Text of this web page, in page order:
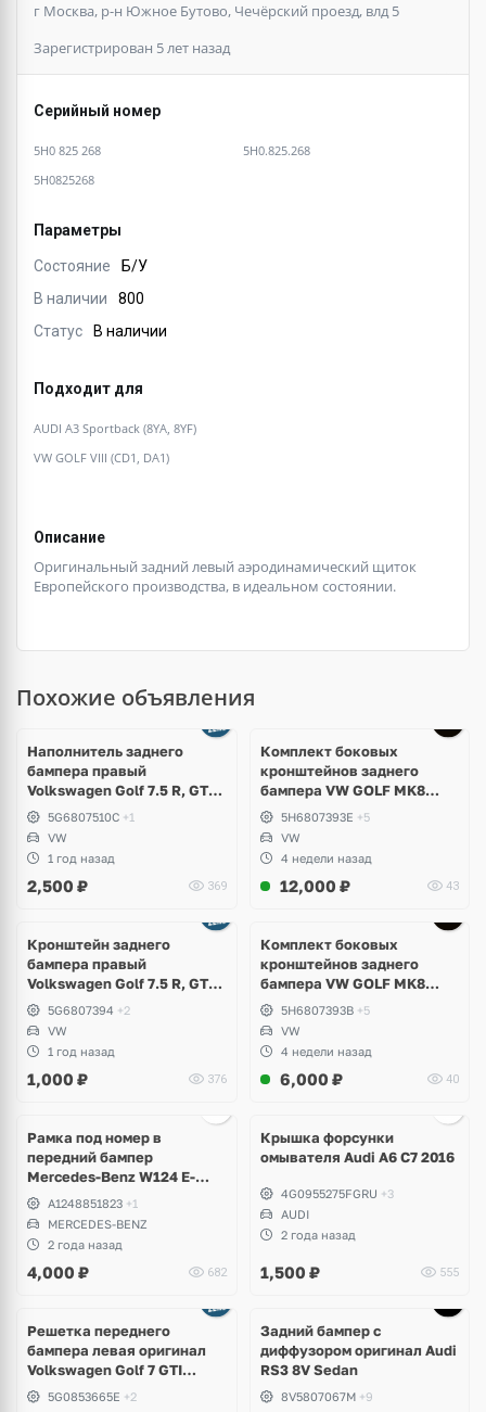
г Москва, р-н Южное Бутово, Чечёрский проезд, влд 5
Зарегистрирован 5 лет назад
Серийный номер
5H0 825 268
5H0.825.268
5H0825268
Параметры
Состояние
Б/У
В наличии
800
Статус
В наличии
Подходит для
AUDI A3 Sportback (8YA, 8YF)
VW GOLF VIII (CD1, DA1)
Описание
Оригинальный задний левый аэродинамический щиток
Европейского производства, в идеальном состоянии.
Похожие объявления
Наполнитель заднего
бампера правый
Volkswagen Golf 7.5 R, GTI,
GTD5G6807510C +1
VW
1 год назад
2,500 ₽ 369
Комплект боковых
кронштейнов заднего
бампера VW GOLF MK8
5H6807394E; 5H6807393E
5H6807393E +5
VW
4 недели назад
12,000 ₽ 43
Кронштейн заднего
бампера правый
Volkswagen Golf 7.5 R, GTI,
GTD, e-Golf
5G6807394 +2
VW
1 год назад
1,000 ₽ 376
Комплект боковых
кронштейнов заднего
бампера VW GOLF MK8
5H6807393B; 5H6807394B
5H6807393B +5
VW
4 недели назад
6,000 ₽ 40
Рамка под номер в
передний бампер
Mercedes-Benz W124 E-
KlassA1248851823 +1
MERCEDES-BENZ
2 года назад
4,000 ₽ 682
Крышка форсунки
омывателя Audi A6 C7 2016
4G0955275FGRU +3
AUDI
2 года назад
1,500 ₽ 555
Решетка переднего
бампера левая оригинал
Volkswagen Golf 7 GTI
дорест
5G0853665E +2
Задний бампер с
диффузором оригинал Audi
RS3 8V Sedan
8V5807067M +9